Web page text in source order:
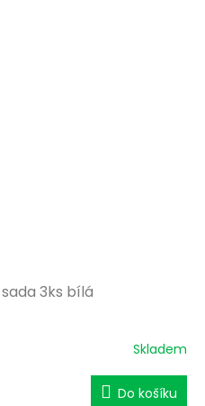
3ks bílá
Skladem
Do košíku